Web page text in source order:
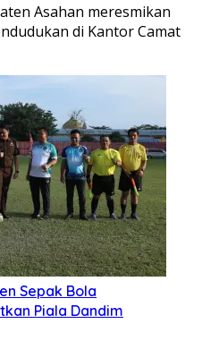
Asahan meresmikan
di Kantor Camat
Sepak Bola
Piala Dandim